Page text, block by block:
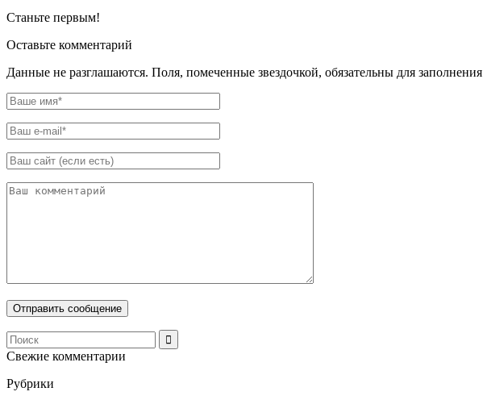
Станьте первым!
Оставьте комментарий
Данные не разглашаются. Поля, помеченные звездочкой, обязательны для заполнения
Свежие комментарии
Рубрики